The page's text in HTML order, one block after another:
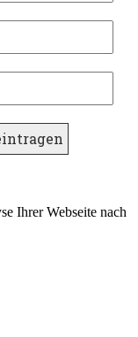
Ihrer Webseite nach